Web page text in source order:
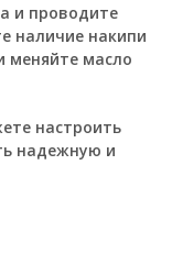
и проводите
наличие накипи
меняйте масло
настроить
надежную и